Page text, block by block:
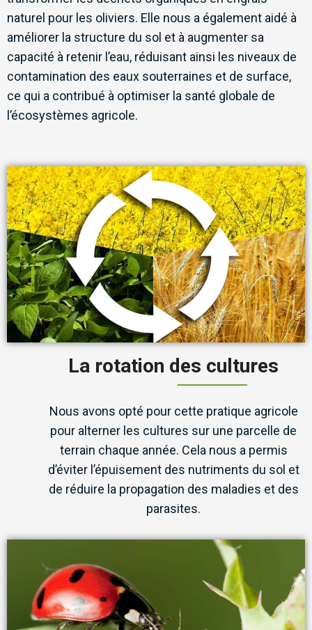
naturel pour les oliviers. Elle nous a également aidé à
améliorer la structure du sol et à augmenter sa
capacité à retenir l’eau, réduisant ainsi les niveaux de
contamination des eaux souterraines et de surface,
ce qui a contribué à optimiser la santé globale de
l’écosystèmes agricole.
La rotation des cultures
Nous avons opté pour cette pratique agricole
pour alterner les cultures sur une parcelle de
terrain chaque année. Cela nous a permis
d’éviter l’épuisement des nutriments du sol et
de réduire la propagation des maladies et des
parasites.